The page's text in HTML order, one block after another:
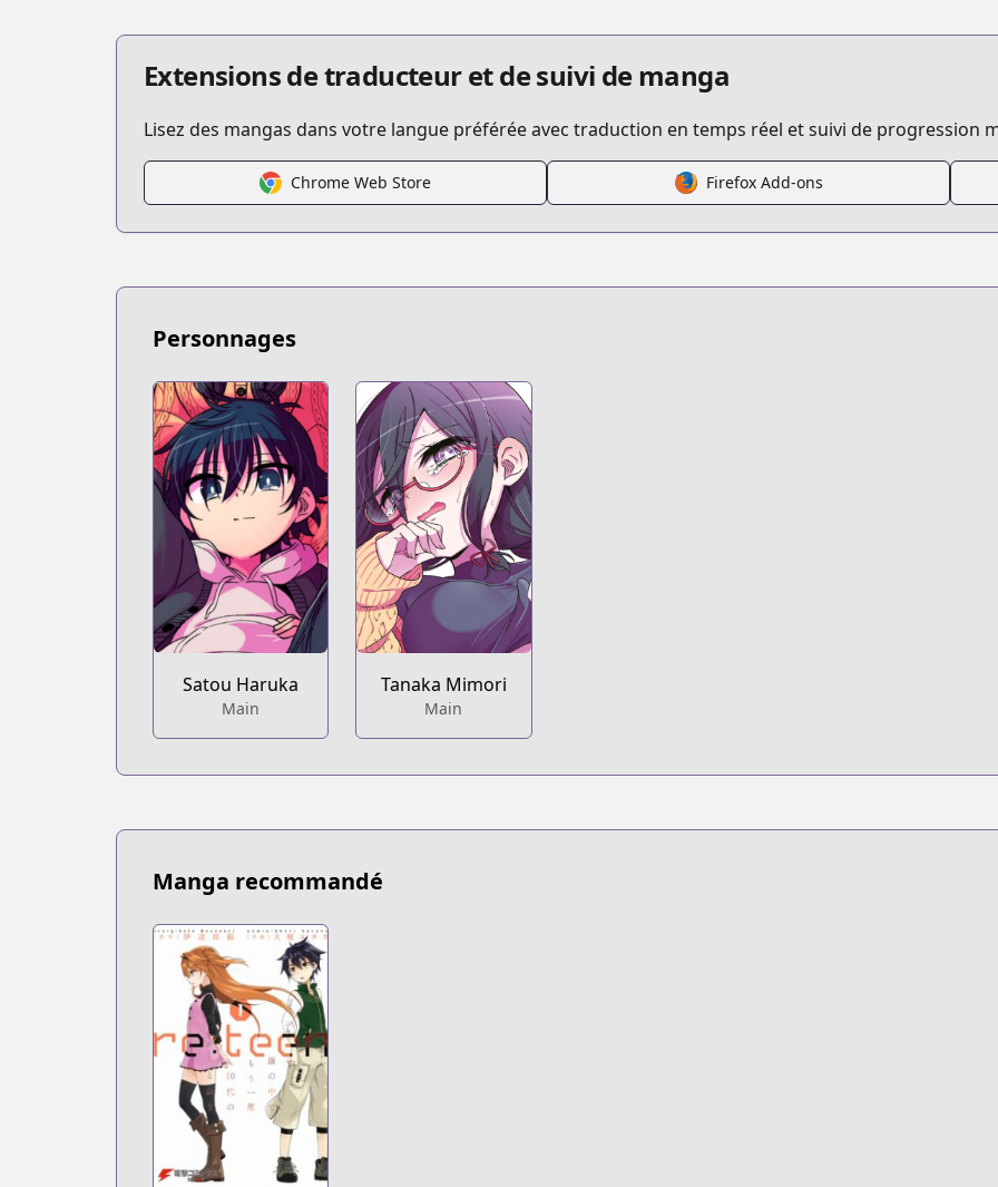
Kitsu
CDJapan
CDJapan
https://www.anime-planet.com/manga/https://www.cdjapan.co.jp/product/NEOBK-2737395
MangaUpdates
MangaUpdates
Book☆Walker
https://bookwalker.jp/series/361066
Extensions de traducteur et de suivi de manga
Lisez des mangas dans votre langue préférée avec traduction en temps réel et suivi de progression
Chrome Web Store Firefox Add-ons
Personnages
Satou Haruka
Main
Tanaka Mimori
Main
Manga recommandé